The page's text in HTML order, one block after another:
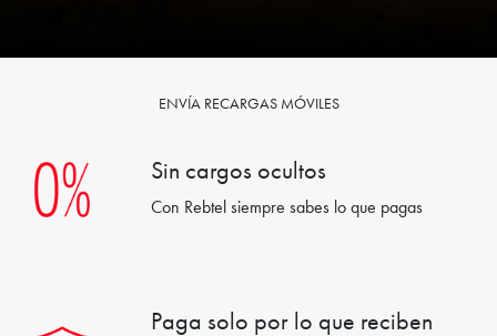
ENVÍA RECARGAS MÓVILES
Sin cargos ocultos
Con Rebtel siempre sabes lo que pagas
Paga solo por lo que reciben